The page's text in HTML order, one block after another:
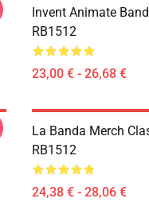
Invent Animate
RB1512
23,00 € - 26,68 €
La Banda Merch
RB1512
24,38 € - 28,06 €